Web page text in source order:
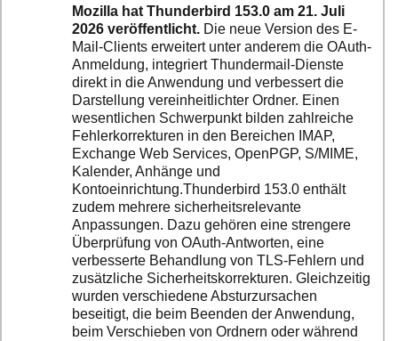
Mozilla hat Thunderbird 153.0 am 21. Juli
2026 veröffentlicht.Die neue Version des E-
Mail-Clients erweitert unter anderem die OAuth-
Anmeldung, integriert Thundermail-Dienste
direkt in die Anwendung und verbessert die
Darstellung vereinheitlichter Ordner. Einen
wesentlichen Schwerpunkt bilden zahlreiche
Fehlerkorrekturen in den Bereichen IMAP,
Exchange Web Services, OpenPGP, S/MIME,
Kalender, Anhänge und
Kontoeinrichtung.Thunderbird 153.0 enthält
zudem mehrere sicherheitsrelevante
Anpassungen. Dazu gehören eine strengere
Überprüfung von OAuth-Antworten, eine
verbesserte Behandlung von TLS-Fehlern und
zusätzliche Sicherheitskorrekturen. Gleichzeitig
wurden verschiedene Absturzursachen
beseitigt, die beim Beenden der Anwendung,
beim Verschieben von Ordnern oder während